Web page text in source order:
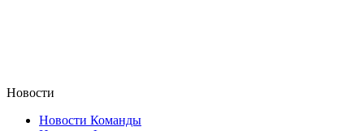
Новости
Новости Команды